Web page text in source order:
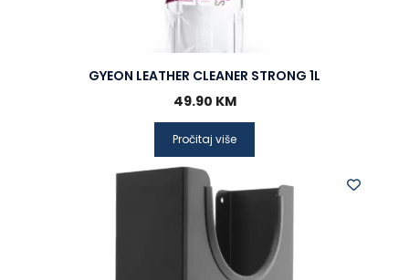
GYEON LEATHER CLEANER STRONG 1L
49.90 KM
Pročitaj više